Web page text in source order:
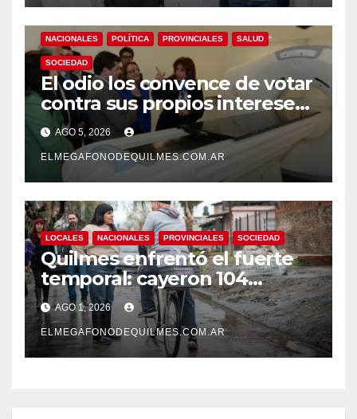
demencias
NACIONALES POLÍTICA PROVINCIALES SALUD
SOCIEDAD
El odio los convence de votar
contra sus propios intereses.
Una Sociedad atrapada en la
grieta
AGO 5, 2026
ELMEGAFONODEQUILMES.COM.AR
LOCALES NACIONALES PROVINCIALES SOCIEDAD
Quilmes enfrentó el fuerte
temporal: cayeron 104
milímetros de lluvia en 24
horas.
AGO 1, 2026
ELMEGAFONODEQUILMES.COM.AR